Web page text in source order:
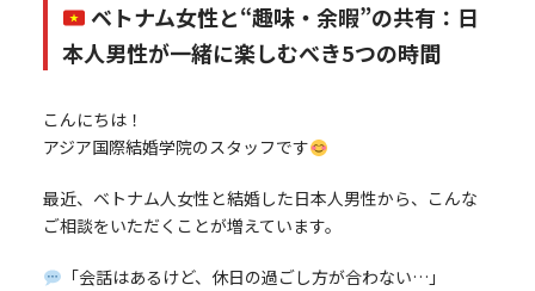
ベトナム女性と“趣味・余暇”の共有：日
本人男性が一緒に楽しむべき5つの時間
こんにちは！
アジア国際結婚学院のスタッフです
最近、ベトナム人女性と結婚した日本人男性から、こんな
ご相談をいただくことが増えています。
「会話はあるけど、休日の過ごし方が合わない…」